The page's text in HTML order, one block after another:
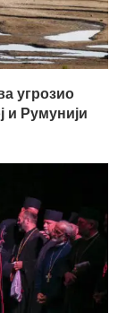
угрозио
и Румунији